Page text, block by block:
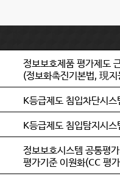
정보보호제품 평가제도
(정보화촉진기본법, 現
K등급제도 침입차단시
K등급제도 침입탐지시
정보보호시스템 공통평
평가기준 이원화(CC 평